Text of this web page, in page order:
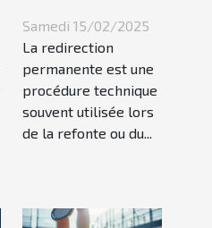
permanente
affecte le
référencement
de votre site
web
Samedi 15/02/2025
La redirection
permanente est une
procédure technique
souvent utilisée lors
de la refonte ou du...